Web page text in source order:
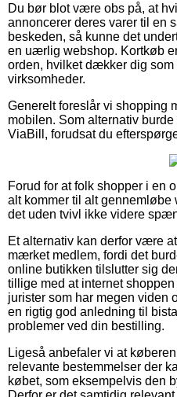
Du bør blot være obs på, at
annoncerer deres varer til en
beskeden, så kunne det
en uærlig webshop. Kortkøb
orden, hvilket dækker dig
virksomheder.
Generelt foreslår vi shopping
mobilen. Som alternativ
ViaBill, forudsat du
Forud for at folk shopper i en
alt kommer til alt gennemløbe
det uden tvivl ikke videre
Et alternativ kan derfor være
mærket medlem, fordi det
online butikken tilslutter sig
tillige med at internet
jurister som har megen viden
en rigtig god anledning til
problemer ved din bestilling.
Ligeså anbefaler vi at
relevante bestemmelser der
købet, som eksempelvis den